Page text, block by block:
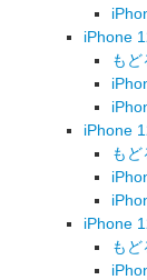
iPhone
もど
iPhone
もど
iPhone
もど